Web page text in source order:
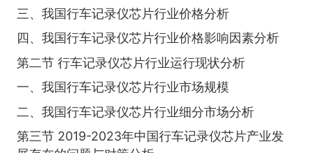
三、我国行车记录仪芯片行业价格分析
四、我国行车记录仪芯片行业价格影响因素分析
第二节 行车记录仪芯片行业运行现状分析
一、我国行车记录仪芯片行业市场规模
二、我国行车记录仪芯片行业细分市场分析
第三节 2019-2023年中国行车记录仪芯片产业发